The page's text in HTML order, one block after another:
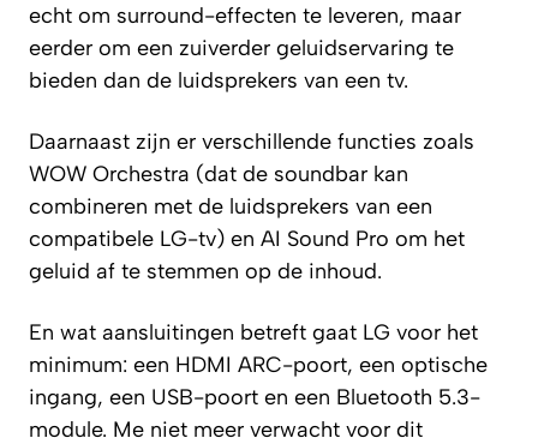
echt om surround-effecten te leveren, maar
eerder om een zuiverder geluidservaring te
bieden dan de luidsprekers van een tv.
Daarnaast zijn er verschillende functies zoals
WOW Orchestra (dat de soundbar kan
combineren met de luidsprekers van een
compatibele LG-tv) en AI Sound Pro om het
geluid af te stemmen op de inhoud.
En wat aansluitingen betreft gaat LG voor het
minimum: een HDMI ARC-poort, een optische
ingang, een USB-poort en een Bluetooth 5.3-
module. Me niet meer verwacht voor dit